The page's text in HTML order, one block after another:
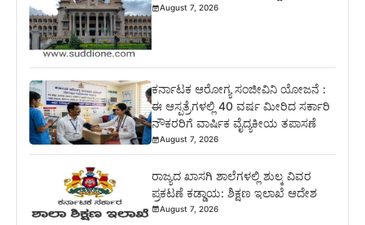
August 7, 2026
ಕರ್ನಾಟಕ ಆರೋಗ್ಯ ಸಂಜೀವಿನಿ ಯೋಜನೆ :
ಈ ಆಸ್ಪತ್ರೆಗಳಲ್ಲಿ 40 ವರ್ಷ ಮೀರಿದ ಸರ್ಕಾರಿ
ನೌಕರರಿಗೆ ವಾರ್ಷಿಕ ವೈದ್ಯಕೀಯ ತಪಾಸಣೆ
August 7, 2026
ರಾಜ್ಯದ ಖಾಸಗಿ ಶಾಲೆಗಳಲ್ಲಿ ಶುಲ್ಕ ವಿವರ
ಪ್ರಕಟಣೆ ಕಡ್ಡಾಯ: ಶಿಕ್ಷಣ ಇಲಾಖೆ ಆದೇಶ
August 7, 2026